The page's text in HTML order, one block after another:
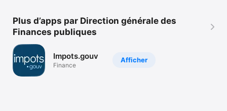
Plus d’apps par Direction générale des
Finances publiques
Afficher
Impots.gouv
Finance